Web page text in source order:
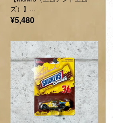
ズ）】...
通
価
格
¥5,480